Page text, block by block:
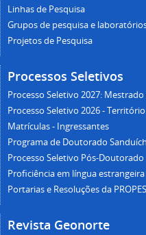
Linhas de Pesquisa
Grupos de pesquisa e
Projetos de Pesquisa
Processos Seletivos
Processo Seletivo 2027:
Processo Seletivo 2026 -
Matrículas - Ingressantes
Programa de Doutorado
Processo Seletivo Pós-Doutorado
Proficiência em língua estrangeira
Portarias e Resoluções da
Revista Geonorte